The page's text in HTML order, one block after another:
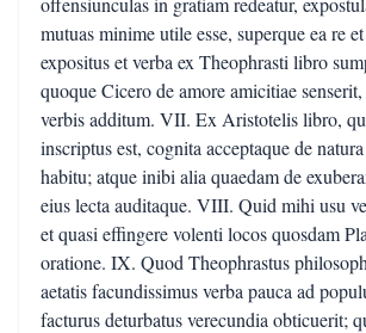
mutuas minime utile esse, superque ea re
expositus et verba ex Theophrasti libro
quoque Cicero de amore amicitiae
verbis additum. VII. Ex Aristotelis libro,
inscriptus est, cognita acceptaque de
habitu; atque inibi alia quaedam de
eius lecta auditaque. VIII. Quid mihi usu
et quasi effingere volenti locos quosdam
oratione. IX. Quod Theophrastus
aetatis facundissimus verba pauca ad
facturus deturbatus verecundia obticuerit;